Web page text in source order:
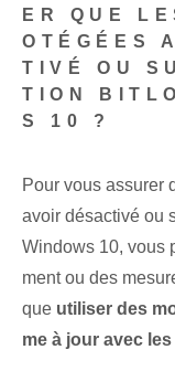
ER QUE
OTÉGÉES
TIVÉ OU
TION
S 10 ?
Pour vous assurer
avoir désactivé ou
Windows 10, vous
ment ou des
que utiliser des
me à jour avec